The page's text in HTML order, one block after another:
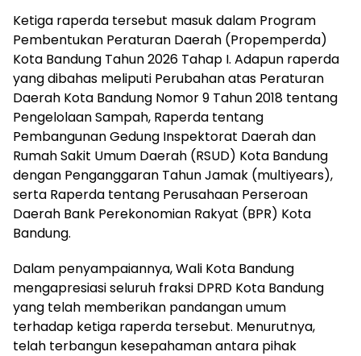
Ketiga raperda tersebut masuk dalam Program
Pembentukan Peraturan Daerah (Propemperda)
Kota Bandung Tahun 2026 Tahap I. Adapun raperda
yang dibahas meliputi Perubahan atas Peraturan
Daerah Kota Bandung Nomor 9 Tahun 2018 tentang
Pengelolaan Sampah, Raperda tentang
Pembangunan Gedung Inspektorat Daerah dan
Rumah Sakit Umum Daerah (RSUD) Kota Bandung
dengan Penganggaran Tahun Jamak (multiyears),
serta Raperda tentang Perusahaan Perseroan
Daerah Bank Perekonomian Rakyat (BPR) Kota
Bandung.
Dalam penyampaiannya, Wali Kota Bandung
mengapresiasi seluruh fraksi DPRD Kota Bandung
yang telah memberikan pandangan umum
terhadap ketiga raperda tersebut. Menurutnya,
telah terbangun kesepahaman antara pihak